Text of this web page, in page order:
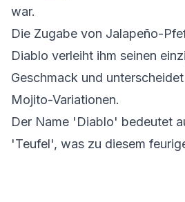
war.
Die Zugabe von Jalapeño-
Diablo verleiht ihm seinen
Geschmack und
Mojito-Variationen.
Der Name 'Diablo' bedeutet
'Teufel', was zu diesem